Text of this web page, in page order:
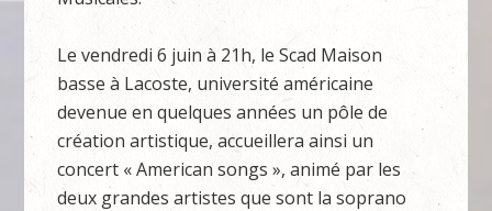
Le vendredi 6 juin à 21h, le Scad Maison
basse à Lacoste, université américaine
devenue en quelques années un pôle de
création artistique, accueillera ainsi un
concert « American songs », animé par les
deux grandes artistes que sont la soprano